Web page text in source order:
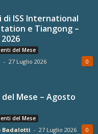
di ISS International
e Tiangong –
del Mese
- 27 Luglio 2026 0
del Mese – Agosto
del Mese
Badalotti - 27 Luglio 2026 0